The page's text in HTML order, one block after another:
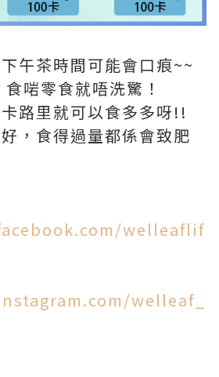
午茶時間可能會口痕~~
啱零食就唔洗驚！
路里就可以食多多呀!!
，食得過量都係會致肥
welleaflif
welleaf_